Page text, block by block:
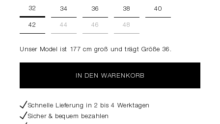
32 34 36 38 40
42 44 46 48
Unser Model ist 177 cm groß und trägt Größe 36.
IN DEN WARENKORB
Schnelle Lieferung in 2 bis 4 Werktagen
Sicher & bequem bezahlen